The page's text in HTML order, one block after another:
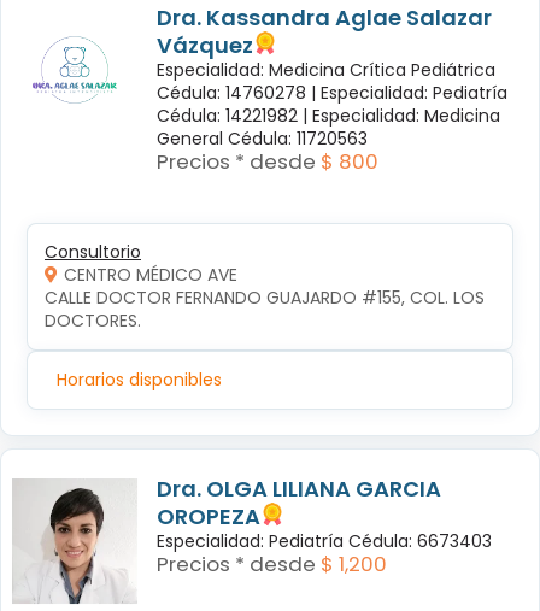
Dra. Kassandra Aglae Salazar
Vázquez
Especialidad: Medicina Crítica Pediátrica
Cédula: 14760278 | Especialidad: Pediatría
Cédula: 14221982 | Especialidad: Medicina
General Cédula: 11720563
Precios * desde $ 800
Consultorio
CENTRO MÉDICO AVE
CALLE DOCTOR FERNANDO GUAJARDO #155, COL. LOS
DOCTORES.
Horarios disponibles
Dra. OLGA LILIANA GARCIA
OROPEZA
Especialidad: Pediatría Cédula: 6673403
Precios * desde $ 1,200